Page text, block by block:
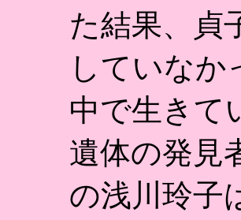
た結果、貞
していなか
中で生きて
遺体の発見
の浅川玲子